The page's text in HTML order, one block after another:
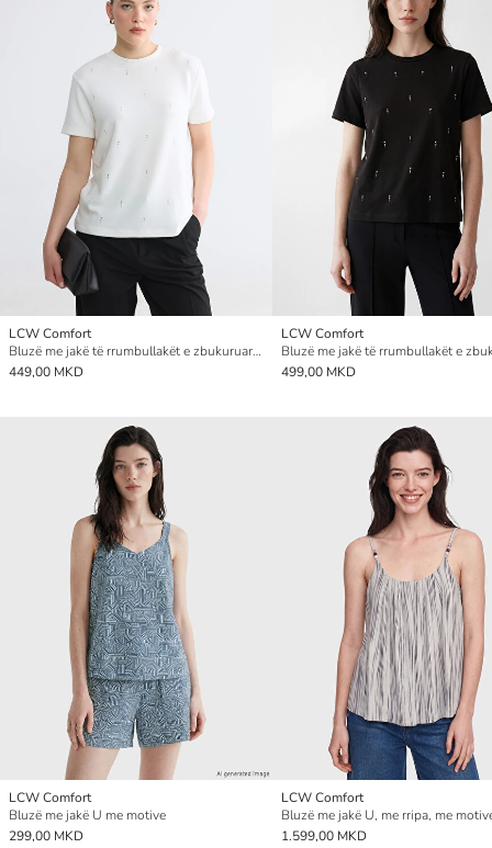
LCW Comfort
Bluzë me jakë të rrumbullakët e zbukuruar me gurë vezullues
449,00 MKD
LCW Comfort
499,00 MKD
LCW Comfort
Bluzë me jakë U me motive
299,00 MKD
LCW Comfort
1.599,00 MKD